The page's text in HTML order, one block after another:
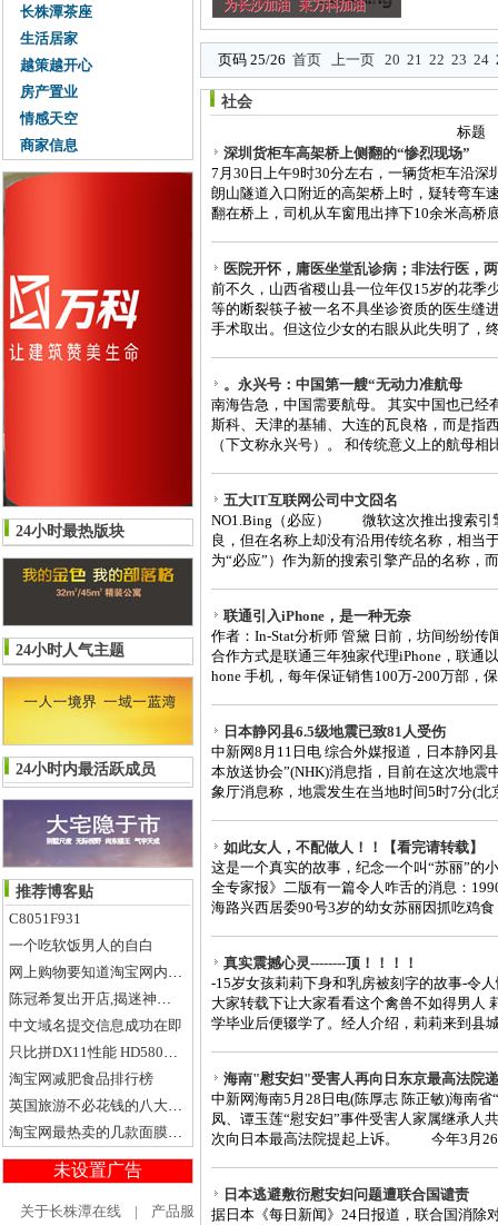
长株潭茶座
生活居家
越策越开心
房产置业
情感天空
商家信息
24小时最热版块
24小时人气主题
24小时内最活跃成员
推荐博客贴
C8051F931
一个吃软饭男人的自白
网上购物要知道淘宝网内衣家居类物美价量排行榜前18家店铺（上）
陈冠希复出开店,揭迷神秘女富豪
中文域名提交信息成功在即
只比拼DX11性能 HD5800全面对比GTX400[四]
淘宝网减肥食品排行榜
英国旅游不必花钱的八大玩法
淘宝网最热卖的几款面膜哦，秋季补水季节不能错过呀！
未设置广告
页码 25/26 首页 上一页 20 21 22 23 24
社会
标题
深圳货柜车高架桥上侧翻的“惨烈现场”
7月30日上午9时30分左右，一辆货柜车沿深
朗山隧道入口附近的高架桥上时，疑转弯车
翻在桥上，司机从车窗甩出摔下10余米高桥
医院开怀，庸医坐堂乱诊病；非法行医，
前不久，山西省稷山县一位年仅15岁的花季
等的断裂筷子被一名不具坐诊资质的医生缝
手术取出。但这位少女的右眼从此失明了，
。永兴号：中国第一艘“无动力准航母
南海告急，中国需要航母。 其实中国也已经
斯科、天津的基辅、大连的瓦良格，而是
（下文称永兴号）。 和传统意义上的航母相
五大IT互联网公司中文囧名
NO1.Bing（必应） 微软这次推出搜索引
良，但在名称上却没有沿用传统名称，相当
为“必应”）作为新的搜索引擎产品的名称，
联通引入iPhone，是一种无奈
作者：In-Stat分析师 管黛 日前，坊间纷纷
合作方式是联通三年独家代理iPhone，联通
hone 手机，每年保证销售100万-200万部，
日本静冈县6.5级地震已致81人受伤
中新网8月11日电 综合外媒报道，日本静冈
本放送协会”(NHK)消息指，目前在这次地
象厅消息称，地震发生在当地时间5时7分(北
如此女人，不配做人！！【看完请转载】
这是一个真实的故事，纪念一个叫“苏丽”的
全专家报》二版有一篇令人咋舌的消息：
海路兴西居委90号3岁的幼女苏丽因抓吃鸡食
真实震撼心灵--------顶！！！！
-15岁女孩莉莉下身和乳房被刻字的故事-令
大家转载下让大家看看这个禽兽不如得男人
学毕业后便辍学了。经人介绍，莉莉来到县
海南"慰安妇"受害人再向日东京最高法院
中新网海南5月28日电(陈厚志 陈正敏)海南
凤、谭玉莲“慰安妇”事件受害人家属继承人
次向日本最高法院提起上诉。 今年3月26
日本逃避敷衍慰安妇问题遭联合国谴责
据日本《每日新闻》24日报道，联合国消除
关于长株潭在线 |
产品服